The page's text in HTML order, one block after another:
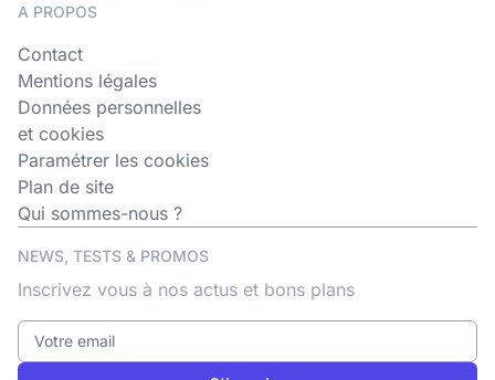
A PROPOS
Contact
Mentions légales
Données personnelles
et cookies
Paramétrer les cookies
Plan de site
Qui sommes-nous ?
NEWS, TESTS & PROMOS
Inscrivez vous à nos actus et bons plans